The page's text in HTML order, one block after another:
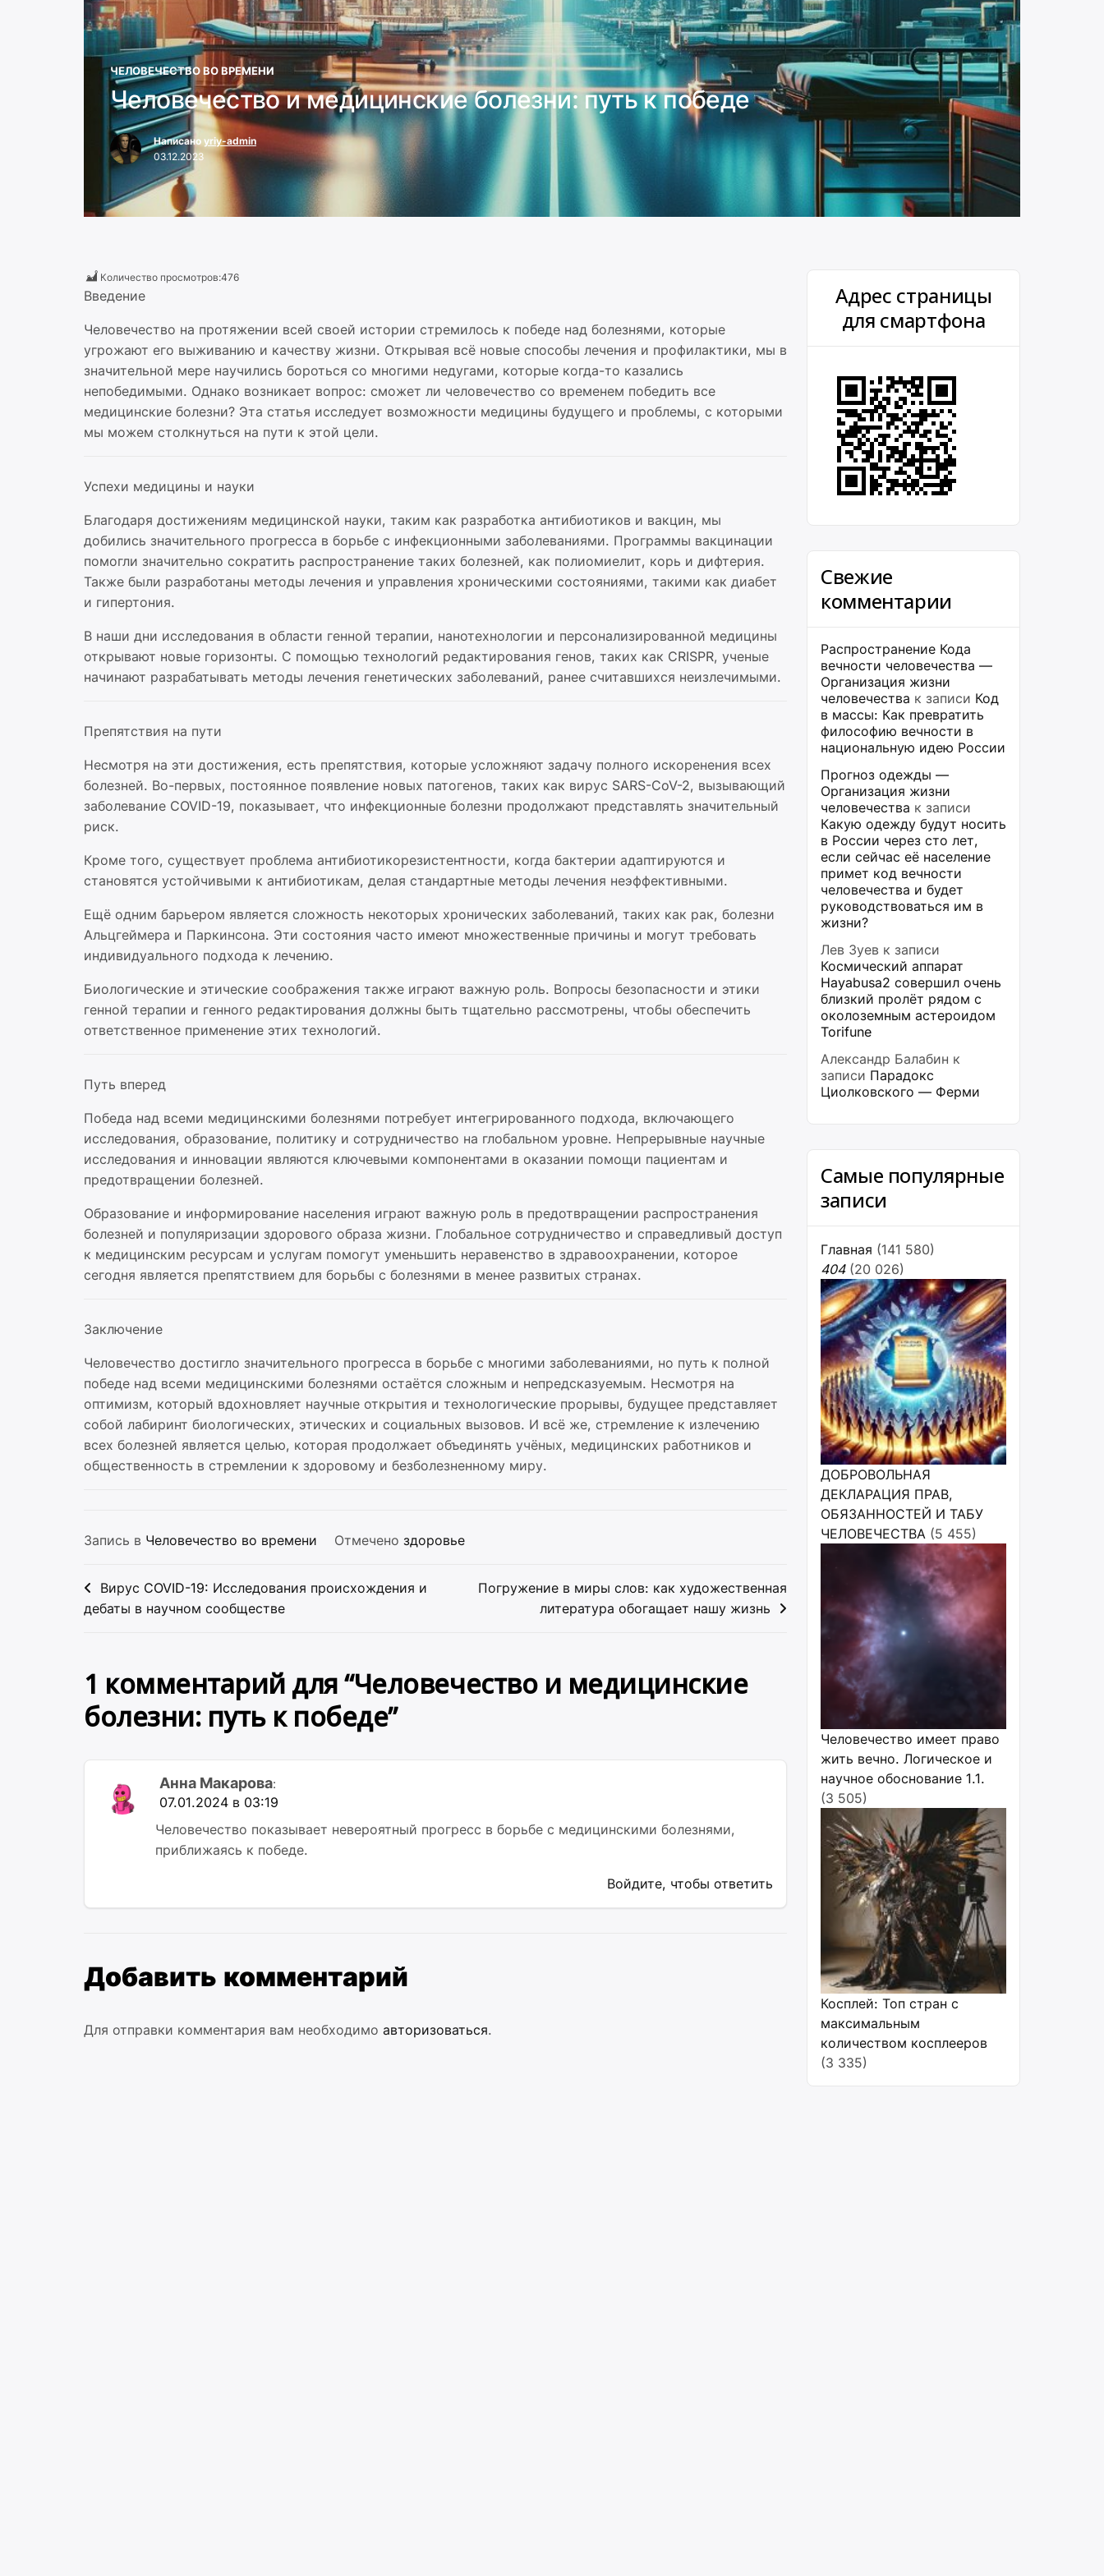
ЧЕЛОВЕЧЕСТВО ВО ВРЕМЕНИ
Человечество и медицинские болезни: путь к победе
Написано yriy-admin
03.12.2023
Количество просмотров:476
Введение
Человечество на протяжении всей своей истории стремилось к победе над болезнями, которые
угрожают его выживанию и качеству жизни. Открывая всё новые способы лечения и профилактики, мы в
значительной мере научились бороться со многими недугами, которые когда-то казались
непобедимыми. Однако возникает вопрос: сможет ли человечество со временем победить все
медицинские болезни? Эта статья исследует возможности медицины будущего и проблемы, с которыми
мы можем столкнуться на пути к этой цели.
Успехи медицины и науки
Благодаря достижениям медицинской науки, таким как разработка антибиотиков и вакцин, мы
добились значительного прогресса в борьбе с инфекционными заболеваниями. Программы вакцинации
помогли значительно сократить распространение таких болезней, как полиомиелит, корь и дифтерия.
Также были разработаны методы лечения и управления хроническими состояниями, такими как диабет
и гипертония.
В наши дни исследования в области генной терапии, нанотехнологии и персонализированной медицины
открывают новые горизонты. С помощью технологий редактирования генов, таких как CRISPR, ученые
начинают разрабатывать методы лечения генетических заболеваний, ранее считавшихся неизлечимыми.
Препятствия на пути
Несмотря на эти достижения, есть препятствия, которые усложняют задачу полного искоренения всех
болезней. Во-первых, постоянное появление новых патогенов, таких как вирус SARS-CoV-2, вызывающий
заболевание COVID-19, показывает, что инфекционные болезни продолжают представлять значительный
риск.
Кроме того, существует проблема антибиотикорезистентности, когда бактерии адаптируются и
становятся устойчивыми к антибиотикам, делая стандартные методы лечения неэффективными.
Ещё одним барьером является сложность некоторых хронических заболеваний, таких как рак, болезни
Альцгеймера и Паркинсона. Эти состояния часто имеют множественные причины и могут требовать
индивидуального подхода к лечению.
Биологические и этические соображения также играют важную роль. Вопросы безопасности и этики
генной терапии и генного редактирования должны быть тщательно рассмотрены, чтобы обеспечить
ответственное применение этих технологий.
Путь вперед
Победа над всеми медицинскими болезнями потребует интегрированного подхода, включающего
исследования, образование, политику и сотрудничество на глобальном уровне. Непрерывные научные
исследования и инновации являются ключевыми компонентами в оказании помощи пациентам и
предотвращении болезней.
Образование и информирование населения играют важную роль в предотвращении распространения
болезней и популяризации здорового образа жизни. Глобальное сотрудничество и справедливый доступ
к медицинским ресурсам и услугам помогут уменьшить неравенство в здравоохранении, которое
сегодня является препятствием для борьбы с болезнями в менее развитых странах.
Заключение
Человечество достигло значительного прогресса в борьбе с многими заболеваниями, но путь к полной
победе над всеми медицинскими болезнями остаётся сложным и непредсказуемым. Несмотря на
оптимизм, который вдохновляет научные открытия и технологические прорывы, будущее представляет
собой лабиринт биологических, этических и социальных вызовов. И всё же, стремление к излечению
всех болезней является целью, которая продолжает объединять учёных, медицинских работников и
общественность в стремлении к здоровому и безболезненному миру.
Запись в Человечество во времени Отмечено здоровье
Навигация
по
Вирус COVID-19: Исследования происхождения и
дебаты в научном сообществе
Погружение в миры слов: как художественная
литература обогащает нашу жизнь
1 комментарий для “Человечество и медицинские
болезни: путь к победе”
Анна Макарова:
07.01.2024 в 03:19
Человечество показывает невероятный прогресс в борьбе с медицинскими болезнями,
приближаясь к победе.
Войдите, чтобы ответить
Добавить комментарий
Для отправки комментария вам необходимо авторизоваться.
Адрес страницы
для смартфона
Свежие
комментарии
Распространение Кода
вечности человечества —
Организация жизни
человечества к записи Код
в массы: Как превратить
философию вечности в
национальную идею России
Прогноз одежды —
Организация жизни
человечества к записи
Какую одежду будут носить
в России через сто лет,
если сейчас её население
примет код вечности
человечества и будет
руководствоваться им в
жизни?
Лев Зуев к записи
Космический аппарат
Hayabusa2 совершил очень
близкий пролёт рядом с
околоземным астероидом
Torifune
Александр Балабин к
записи Парадокс
Циолковского — Ферми
Самые популярные
записи
Главная (141 580)
404 (20 026)
ДОБРОВОЛЬНАЯ
ДЕКЛАРАЦИЯ ПРАВ,
ОБЯЗАННОСТЕЙ И ТАБУ
ЧЕЛОВЕЧЕСТВА (5 455)
Человечество имеет право
жить вечно. Логическое и
научное обоснование 1.1.
(3 505)
Косплей: Топ стран с
максимальным
количеством косплееров
(3 335)